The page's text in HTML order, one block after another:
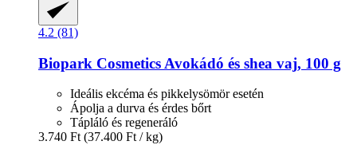
4.2 (81)
Biopark Cosmetics Avokádó és shea vaj, 100 g
Ideális ekcéma és pikkelysömör esetén
Ápolja a durva és érdes bőrt
Tápláló és regeneráló
3.740 Ft (37.400 Ft / kg)